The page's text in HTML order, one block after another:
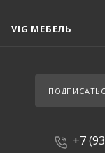
VIG МЕБЕЛЬ
+7